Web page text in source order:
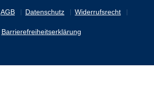
AGB Datenschutz Widerrufsrecht
Barrierefreiheitserklärung